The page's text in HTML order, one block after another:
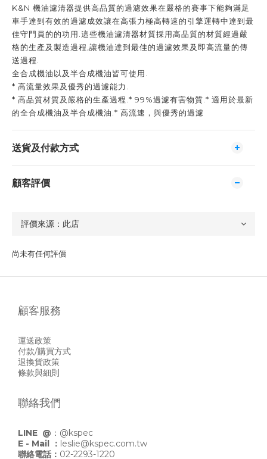
K&N 機油濾清器提供高品質的過濾效果在嚴格的賽事下能夠滿足
車手達到有效的過濾成效讓在高張力極高轉速的引擎運轉中達到最
佳守門員的的功用.這些機油濾清器材質採用高品質的材質經過嚴
格的生產及製造過程,讓機油達到最佳的過濾效果及即高流量的傳
送過程.
全合成機油以及半合成機油皆可使用.
* 高流量效果及優秀的過濾能力.
* 高品質材質及嚴格的生產過程.* 99%過濾有害物質.* 適用於最新
的全合成機油及半合成機油.* 高流速，與優秀的過濾
送貨及付款方式
顧客評價
尚未有任何評價
顧客服務
運送政策
付款/購買方式
退換貨政策
條款與細則
聯絡我們
LINE @ ： @kspec
E - Mail ： leslie@kspec.com.tw
聯絡電話： 02-2293-1220